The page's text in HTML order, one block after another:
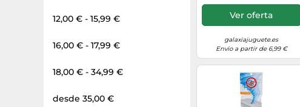
12,00 € - 15,99 €
16,00 € - 17,99 €
18,00 € - 34,99 €
desde 35,00 €
Ver oferta
galaxiajuguete.es
Envío a partir de 6,99 €